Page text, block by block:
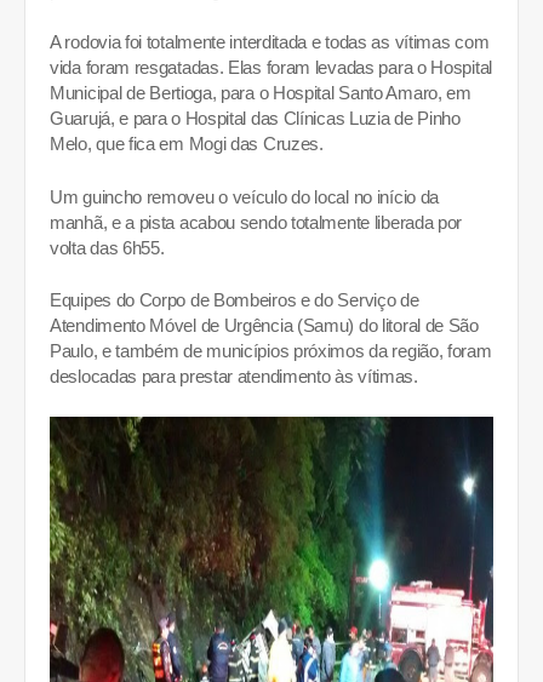
A rodovia foi totalmente interditada e todas as vítimas com
vida foram resgatadas. Elas foram levadas para o Hospital
Municipal de Bertioga, para o Hospital Santo Amaro, em
Guarujá, e para o Hospital das Clínicas Luzia de Pinho
Melo, que fica em Mogi das Cruzes.
Um guincho removeu o veículo do local no início da
manhã, e a pista acabou sendo totalmente liberada por
volta das 6h55.
Equipes do Corpo de Bombeiros e do Serviço de
Atendimento Móvel de Urgência (Samu) do litoral de São
Paulo, e também de municípios próximos da região, foram
deslocadas para prestar atendimento às vítimas.